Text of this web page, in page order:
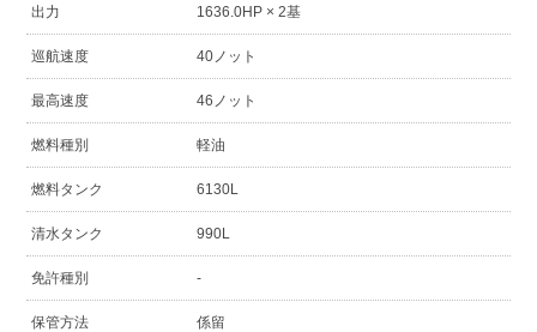
出力 1636.0HP × 2基
巡航速度 40ノット
最高速度 46ノット
燃料種別 軽油
燃料タンク 6130L
清水タンク 990L
免許種別 -
保管方法 係留